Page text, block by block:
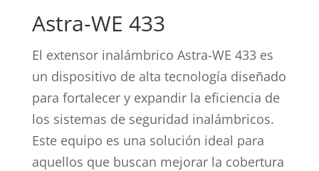
Astra-WE 433
El extensor inalámbrico Astra-WE 433 es
un dispositivo de alta tecnología diseñado
para fortalecer y expandir la eficiencia de
los sistemas de seguridad inalámbricos.
Este equipo es una solución ideal para
aquellos que buscan mejorar la cobertura